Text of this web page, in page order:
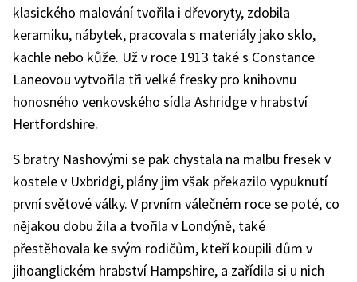
klasického malování tvořila i dřevoryty, zdobila
keramiku, nábytek, pracovala s materiály jako sklo,
kachle nebo kůže. Už v roce 1913 také s Constance
Laneovou vytvořila tři velké fresky pro knihovnu
honosného venkovského sídla Ashridge v hrabství
Hertfordshire.
S bratry Nashovými se pak chystala na malbu fresek v
kostele v Uxbridgi, plány jim však překazilo vypuknutí
první světové války. V prvním válečném roce se poté, co
nějakou dobu žila a tvořila v Londýně, také
přestěhovala ke svým rodičům, kteří koupili dům v
jihoanglickém hrabství Hampshire, a zařídila si u nich